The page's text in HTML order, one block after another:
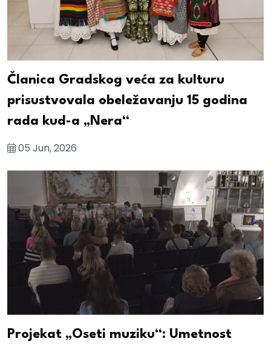
Članica Gradskog veća za kulturu
prisustvovala obeležavanju 15 godina
rada kud-a „Nera“
05 Jun, 2026
Projekat „Oseti muziku“: Umetnost